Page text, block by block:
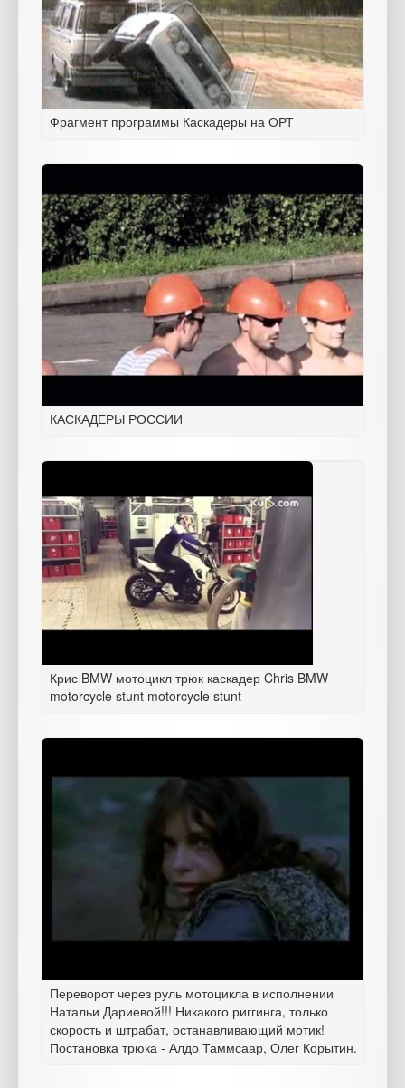
Фрагмент программы Каскадеры на ОРТ
КАСКАДЕРЫ РОССИИ
Крис BMW мотоцикл трюк каскадер Chris BMW
motorcycle stunt motorcycle stunt
Переворот через руль мотоцикла в исполнении
Натальи Дариевой!!! Никакого риггинга, только
скорость и штрабат, останавливающий мотик!
Постановка трюка - Алдо Таммсаар, Олег Корытин.